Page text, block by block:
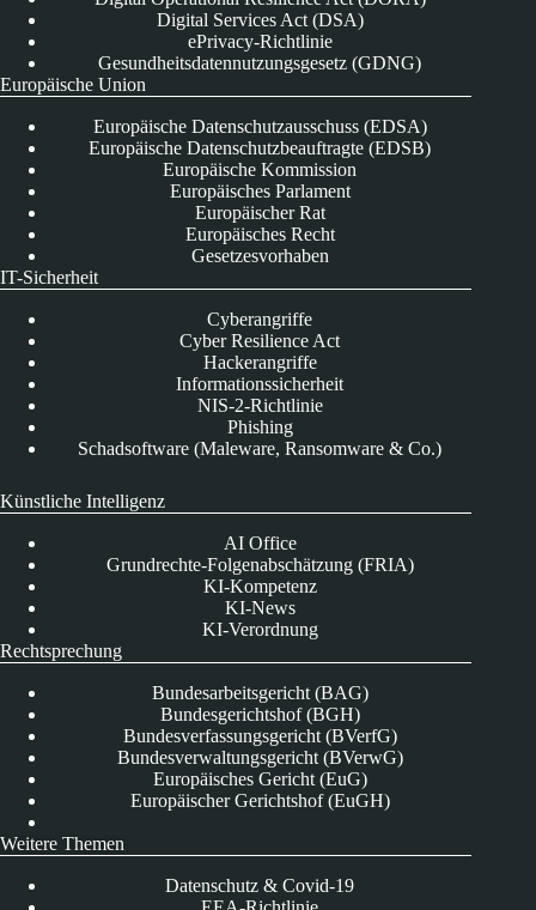
Digital Services Act (DSA)
ePrivacy-Richtlinie
Gesundheitsdatennutzungsgesetz (GDNG)
Europäische Union
Europäische Datenschutzausschuss (EDSA)
Europäische Datenschutzbeauftragte (EDSB)
Europäische Kommission
Europäisches Parlament
Europäischer Rat
Europäisches Recht
Gesetzesvorhaben
IT-Sicherheit
Cyberangriffe
Cyber Resilience Act
Hackerangriffe
Informationssicherheit
NIS-2-Richtlinie
Phishing
Schadsoftware (Maleware, Ransomware & Co.)
Künstliche Intelligenz
AI Office
Grundrechte-Folgenabschätzung (FRIA)
KI-Kompetenz
KI-News
KI-Verordnung
Rechtsprechung
Bundesarbeitsgericht (BAG)
Bundesgerichtshof (BGH)
Bundesverfassungsgericht (BVerfG)
Bundesverwaltungsgericht (BVerwG)
Europäisches Gericht (EuG)
Europäischer Gerichtshof (EuGH)
Weitere Themen
Datenschutz & Covid-19